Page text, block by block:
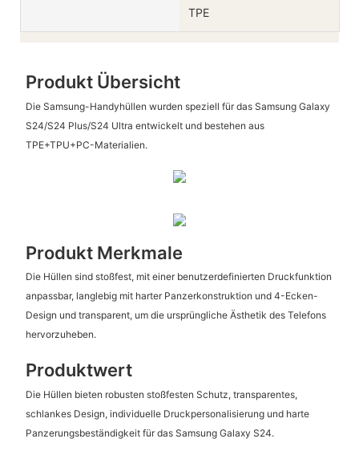
TPE
Produkt Übersicht
Die Samsung-Handyhüllen wurden speziell für das Samsung Galaxy
S24/S24 Plus/S24 Ultra entwickelt und bestehen aus
TPE+TPU+PC-Materialien.
Produkt Merkmale
Die Hüllen sind stoßfest, mit einer benutzerdefinierten Druckfunktion
anpassbar, langlebig mit harter Panzerkonstruktion und 4-Ecken-
Design und transparent, um die ursprüngliche Ästhetik des Telefons
hervorzuheben.
Produktwert
Die Hüllen bieten robusten stoßfesten Schutz, transparentes,
schlankes Design, individuelle Druckpersonalisierung und harte
Panzerungsbeständigkeit für das Samsung Galaxy S24.